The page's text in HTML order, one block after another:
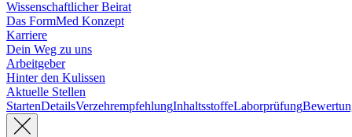
Wissenschaftlicher Beirat
Das FormMed Konzept
Karriere
Dein Weg zu uns
Arbeitgeber
Hinter den Kulissen
Aktuelle Stellen
StartenDetailsVerzehrempfehlungInhaltsstoffeLaborprüfung